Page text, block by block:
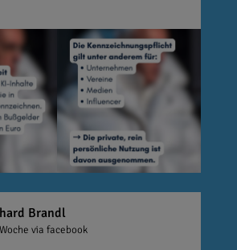
Brandl
via facebook